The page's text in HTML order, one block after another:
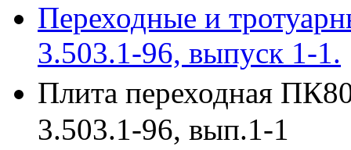
Переходные и
3.503.1-96, выпуск 1-1.
Плита переходная
3.503.1-96, вып.1-1